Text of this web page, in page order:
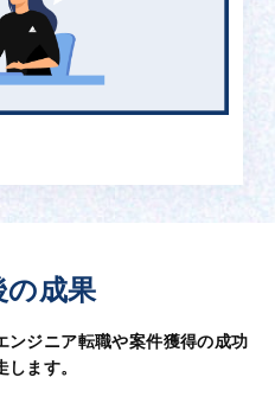
の成果
ンジニア転職や案件獲得の成功
します。